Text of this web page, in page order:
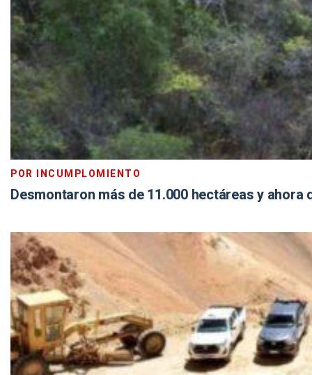
POR INCUMPLOMIENTO
Desmontaron más de 11.000 hectáreas y